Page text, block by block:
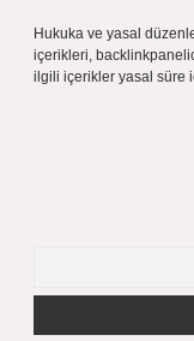
Hukuka ve yasal
içerikleri,
ilgili içerikler yasal süre